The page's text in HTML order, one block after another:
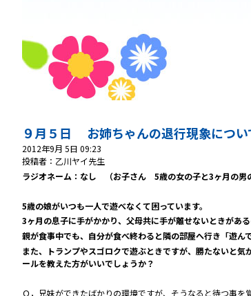
９月５日 お姉ちゃんの退行現象につい
2012年9月 5日 09:23
投稿者：乙川ヤイ先生
ラジオネーム：なし （お子さん 5歳の女の子と3ヶ月の男
5歳の娘がいつも一人で遊べなくて困っています。
3ヶ月の息子に手がかかり、父母共に手が離せないときがあ
親が食事中でも、自分が食べ終わると隣の部屋へ行き「遊ん
また、トランプやスゴロクで遊ぶときですが、勝たないと
ールを教えた方がいいでしょうか？
Ｑ，兄妹ができたばかりの環境ですが、そうなると待つ事を